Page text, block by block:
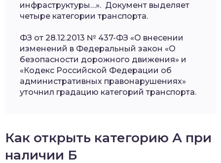
инфраструктуры…». Документ выделяет
четыре категории транспорта.
ФЗ от 28.12.2013 № 437-ФЗ «О внесении
изменений в Федеральный закон «О
безопасности дорожного движения» и
«Кодекс Российской Федерации об
административных правонарушениях»
уточнил градацию категорий транспорта.
Как открыть категорию А при
наличии Б